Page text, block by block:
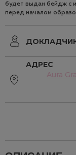
будет выдан бейдж с
перед началом
АДРЕС
Aura